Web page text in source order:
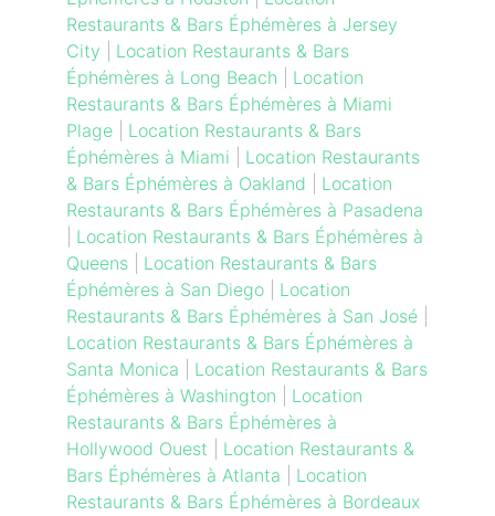
Restaurants & Bars Éphémères à Jersey
City
Location Restaurants & Bars
Éphémères à Long Beach
Location
Restaurants & Bars Éphémères à Miami
Plage| Location Restaurants & Bars
Éphémères à Miami
Location Restaurants
& Bars Éphémères à Oakland
Location
Restaurants & Bars Éphémères à Pasadena
Location Restaurants & Bars Éphémères à
Queens| Location Restaurants & Bars
Éphémères à San Diego| Location
Restaurants & Bars Éphémères à San José|
Location Restaurants & Bars Éphémères à
Santa Monica
Location Restaurants & Bars
Éphémères à Washington
Location
Restaurants & Bars Éphémères à
Hollywood Ouest
Location Restaurants &
Bars Éphémères à Atlanta
Location
Restaurants & Bars Éphémères à Bordeaux